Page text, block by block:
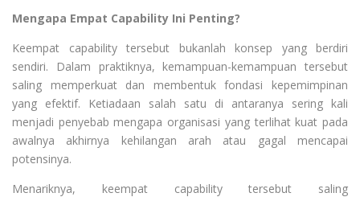
Mengapa Empat Capability Ini Penting?
Keempat capability tersebut bukanlah konsep yang berdiri
sendiri. Dalam praktiknya, kemampuan-kemampuan tersebut
saling memperkuat dan membentuk fondasi kepemimpinan
yang efektif. Ketiadaan salah satu di antaranya sering kali
menjadi penyebab mengapa organisasi yang terlihat kuat pada
awalnya akhirnya kehilangan arah atau gagal mencapai
potensinya.
Menariknya, keempat capability tersebut saling